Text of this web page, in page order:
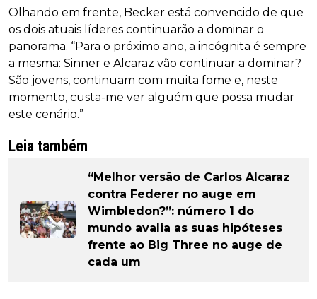
Olhando em frente, Becker está convencido de que
os dois atuais líderes continuarão a dominar o
panorama. “Para o próximo ano, a incógnita é sempre
a mesma: Sinner e Alcaraz vão continuar a dominar?
São jovens, continuam com muita fome e, neste
momento, custa-me ver alguém que possa mudar
este cenário.”
Leia também
“Melhor versão de Carlos Alcaraz
contra Federer no auge em
Wimbledon?”: número 1 do
mundo avalia as suas hipóteses
frente ao Big Three no auge de
cada um